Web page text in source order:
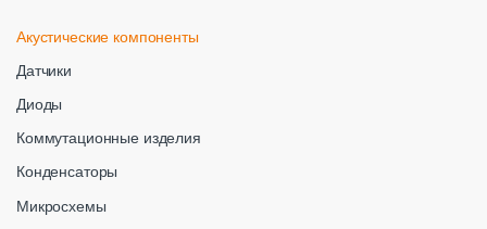
Акустические компоненты
Датчики
Диоды
Коммутационные изделия
Конденсаторы
Микросхемы